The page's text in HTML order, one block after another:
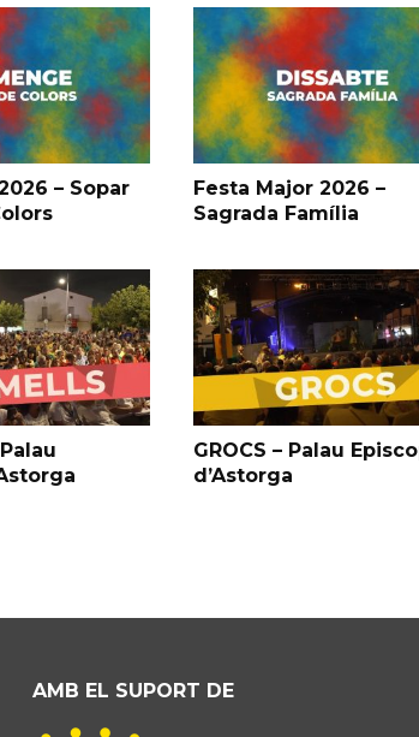
– Sopar
Festa Major 2026 –
Sagrada Família
GROCS – Palau
d’Astorga
AMB EL SUPORT DE